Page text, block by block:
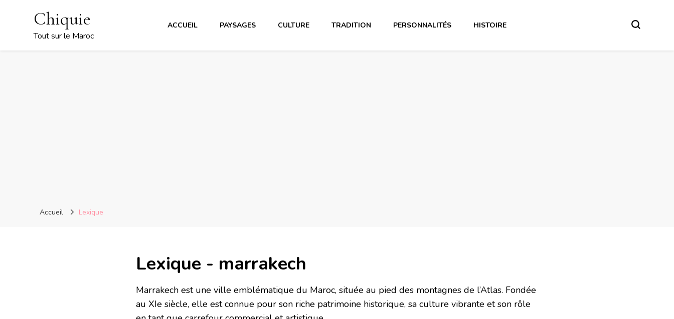
Chiquie
Tout sur le Maroc
ACCUEIL PAYSAGES CULTURE TRADITION PERSONNALITÉS HISTOIRE
Accueil Lexique
Lexique - marrakech
Marrakech est une ville emblématique du Maroc, située au pied des montagnes de l’Atlas. Fondée
au XIe siècle, elle est connue pour son riche patrimoine historique, sa culture vibrante et son rôle